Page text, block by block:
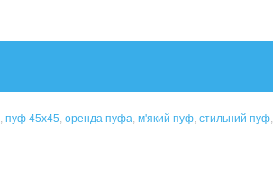
, пуф 45x45, оренда пуфа, м'який пуф, стильний пуф,